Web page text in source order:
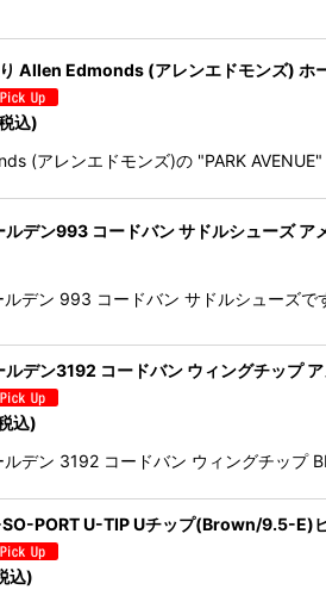
Allen Edmonds (アレンエドモンズ) ホ
込)
(アレンエドモンズ)の "PARK
ルデン993 コードバン サドルシューズ
ルデン 993 コードバン サドルシューズ
ルデン3192 コードバン ウィングチップ
込)
ルデン 3192 コードバン ウィングチップ
PORT U-TIP Uチップ(Brown/9.5-E)
込)